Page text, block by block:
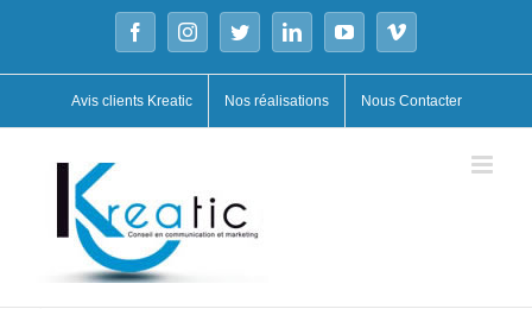
content
FacebookInstagramTwitterLinkedInYouTubeVimeo
Avis clients Kreatic Nos réalisations Nous Contacter